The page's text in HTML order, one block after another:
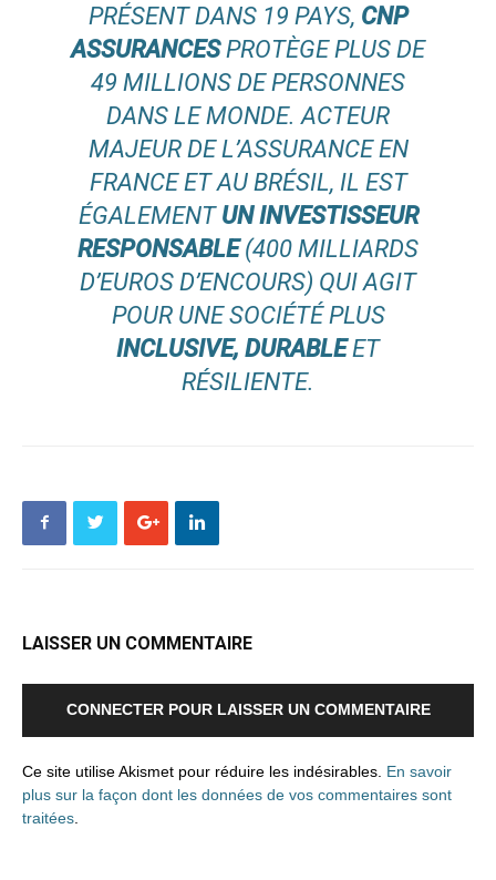
PRÉSENT DANS 19 PAYS, CNP
ASSURANCESPROTÈGE PLUS DE
49 MILLIONS DE PERSONNES
DANS LE MONDE. ACTEUR
MAJEUR DE L’ASSURANCE EN
FRANCE ET AU BRÉSIL, IL EST
ÉGALEMENT UN INVESTISSEUR
RESPONSABLE(400 MILLIARDS
D’EUROS D’ENCOURS) QUI AGIT
POUR UNE SOCIÉTÉ PLUS
INCLUSIVE, DURABLEET
RÉSILIENTE.
LAISSER UN COMMENTAIRE
CONNECTER POUR LAISSER UN COMMENTAIRE
Ce site utilise Akismet pour réduire les indésirables. En savoir
plus sur la façon dont les données de vos commentaires sont
traitées